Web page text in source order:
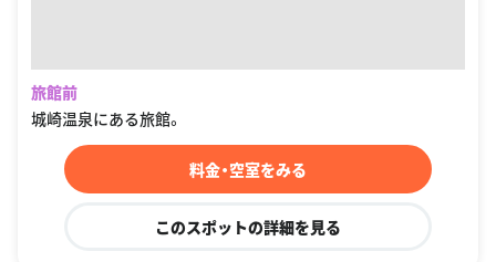
旅館前
城崎温泉にある旅館。
料金・空室をみる
このスポットの詳細を見る